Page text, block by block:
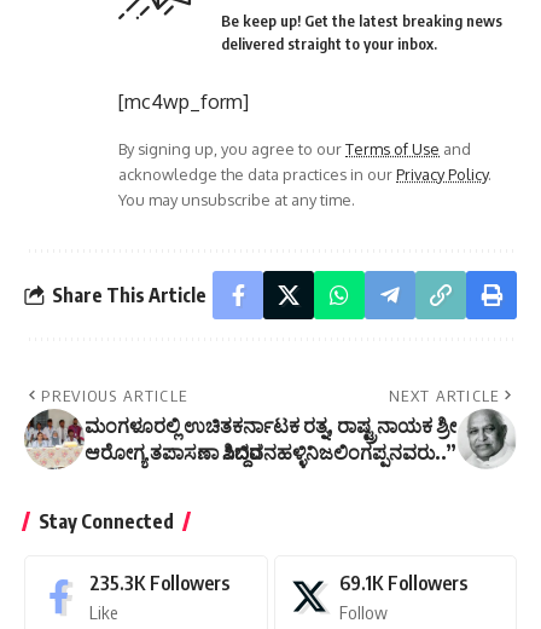
Be keep up! Get the latest breaking news
delivered straight to your inbox.
[mc4wp_form]
By signing up, you agree to ourTerms of Use and
acknowledge the data practices in ourPrivacy Policy.
You may unsubscribe at any time.
Share This Article
PREVIOUS ARTICLE
ಮಂಗಳೂರಲ್ಲಿ ಉಚಿತ
ಆರೋಗ್ಯ ತಪಾಸಣಾ ಶಿಬಿರ
NEXT ARTICLE
ಕರ್ನಾಟಕ ರತ್ನ, ರಾಷ್ಟ್ರನಾಯಕ ಶ್ರೀ
ಸಿದ್ದವನಹಳ್ಳಿನಿಜಲಿಂಗಪ್ಪನವರು..”
Stay Connected
235.3K Followers
Like
69.1K Followers
Follow